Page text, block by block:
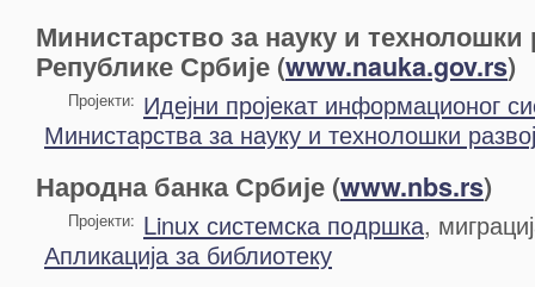
Министарство за науку и технолошки
Републике Србије (www.nauka.gov.rs)
Пројекти: Идејни пројекат информационог
Министарства за науку и технолошки развој
Народна банка Србије (www.nbs.rs)
Пројекти: Linux системска подршка,
Апликација за библиотеку